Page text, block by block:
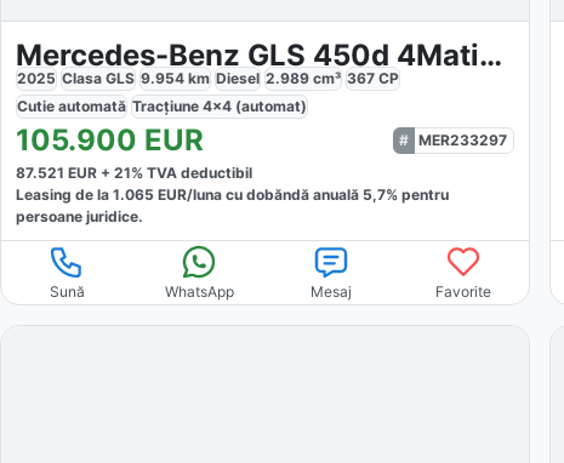
Mercedes-Benz GLS 450d 4Matic MHEV
2025 Clasa GLS 9.954 km Diesel 2.989 cm³ 367 CP
Cutie automată Tracțiune 4x4 (automat)
105.900 EUR
MER233297
87.521 EUR + 21% TVA deductibil
Leasing de la 1.065 EUR/luna cu dobăndă anuală 5,7% pentru
persoane juridice.
Sună WhatsApp Mesaj Favorite